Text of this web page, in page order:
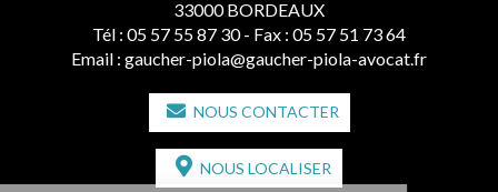
33000 BORDEAUX
Tél : 05 57 55 87 30 - Fax : 05 57 51 73 64
Email : gaucher-piola@gaucher-piola-avocat.fr
NOUS CONTACTER
NOUS LOCALISER